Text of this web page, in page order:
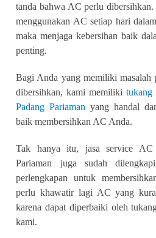
tanda bahwa AC perlu
menggunakan AC setiap hari
maka menjaga kebersihan baik
penting.
Bagi Anda yang memiliki masalah
dibersihkan, kami memilikitukang
Padang Pariaman yang handal
baik membersihkan AC Anda.
Tak hanya itu, jasa service AC
Pariaman juga sudah
perlengkapan untuk
perlu khawatir lagi AC yang
karena dapat diperbaiki oleh
kami.